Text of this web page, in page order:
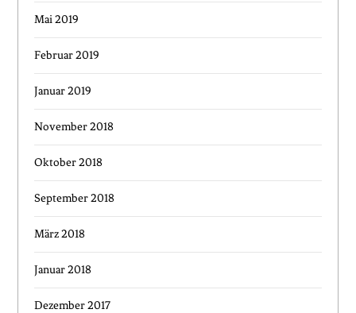
Mai 2019
Februar 2019
Januar 2019
November 2018
Oktober 2018
September 2018
März 2018
Januar 2018
Dezember 2017